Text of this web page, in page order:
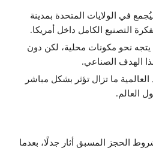
في الولايات المتحدة بمدينة
التصنيع الكامل داخل أمريكا.
يتجه نحو مكونات محلية، لكن دون
الهدف الصناعي.
ما تزال تؤثر بشكل مباشر
العالم.
الحجز المسبق أثار جدلًا، بعدما